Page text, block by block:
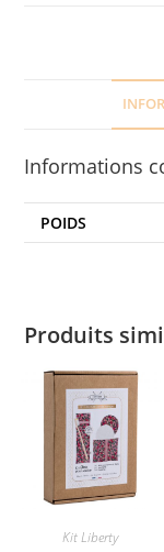
Informations
POIDS
Produits
Kit Liberty